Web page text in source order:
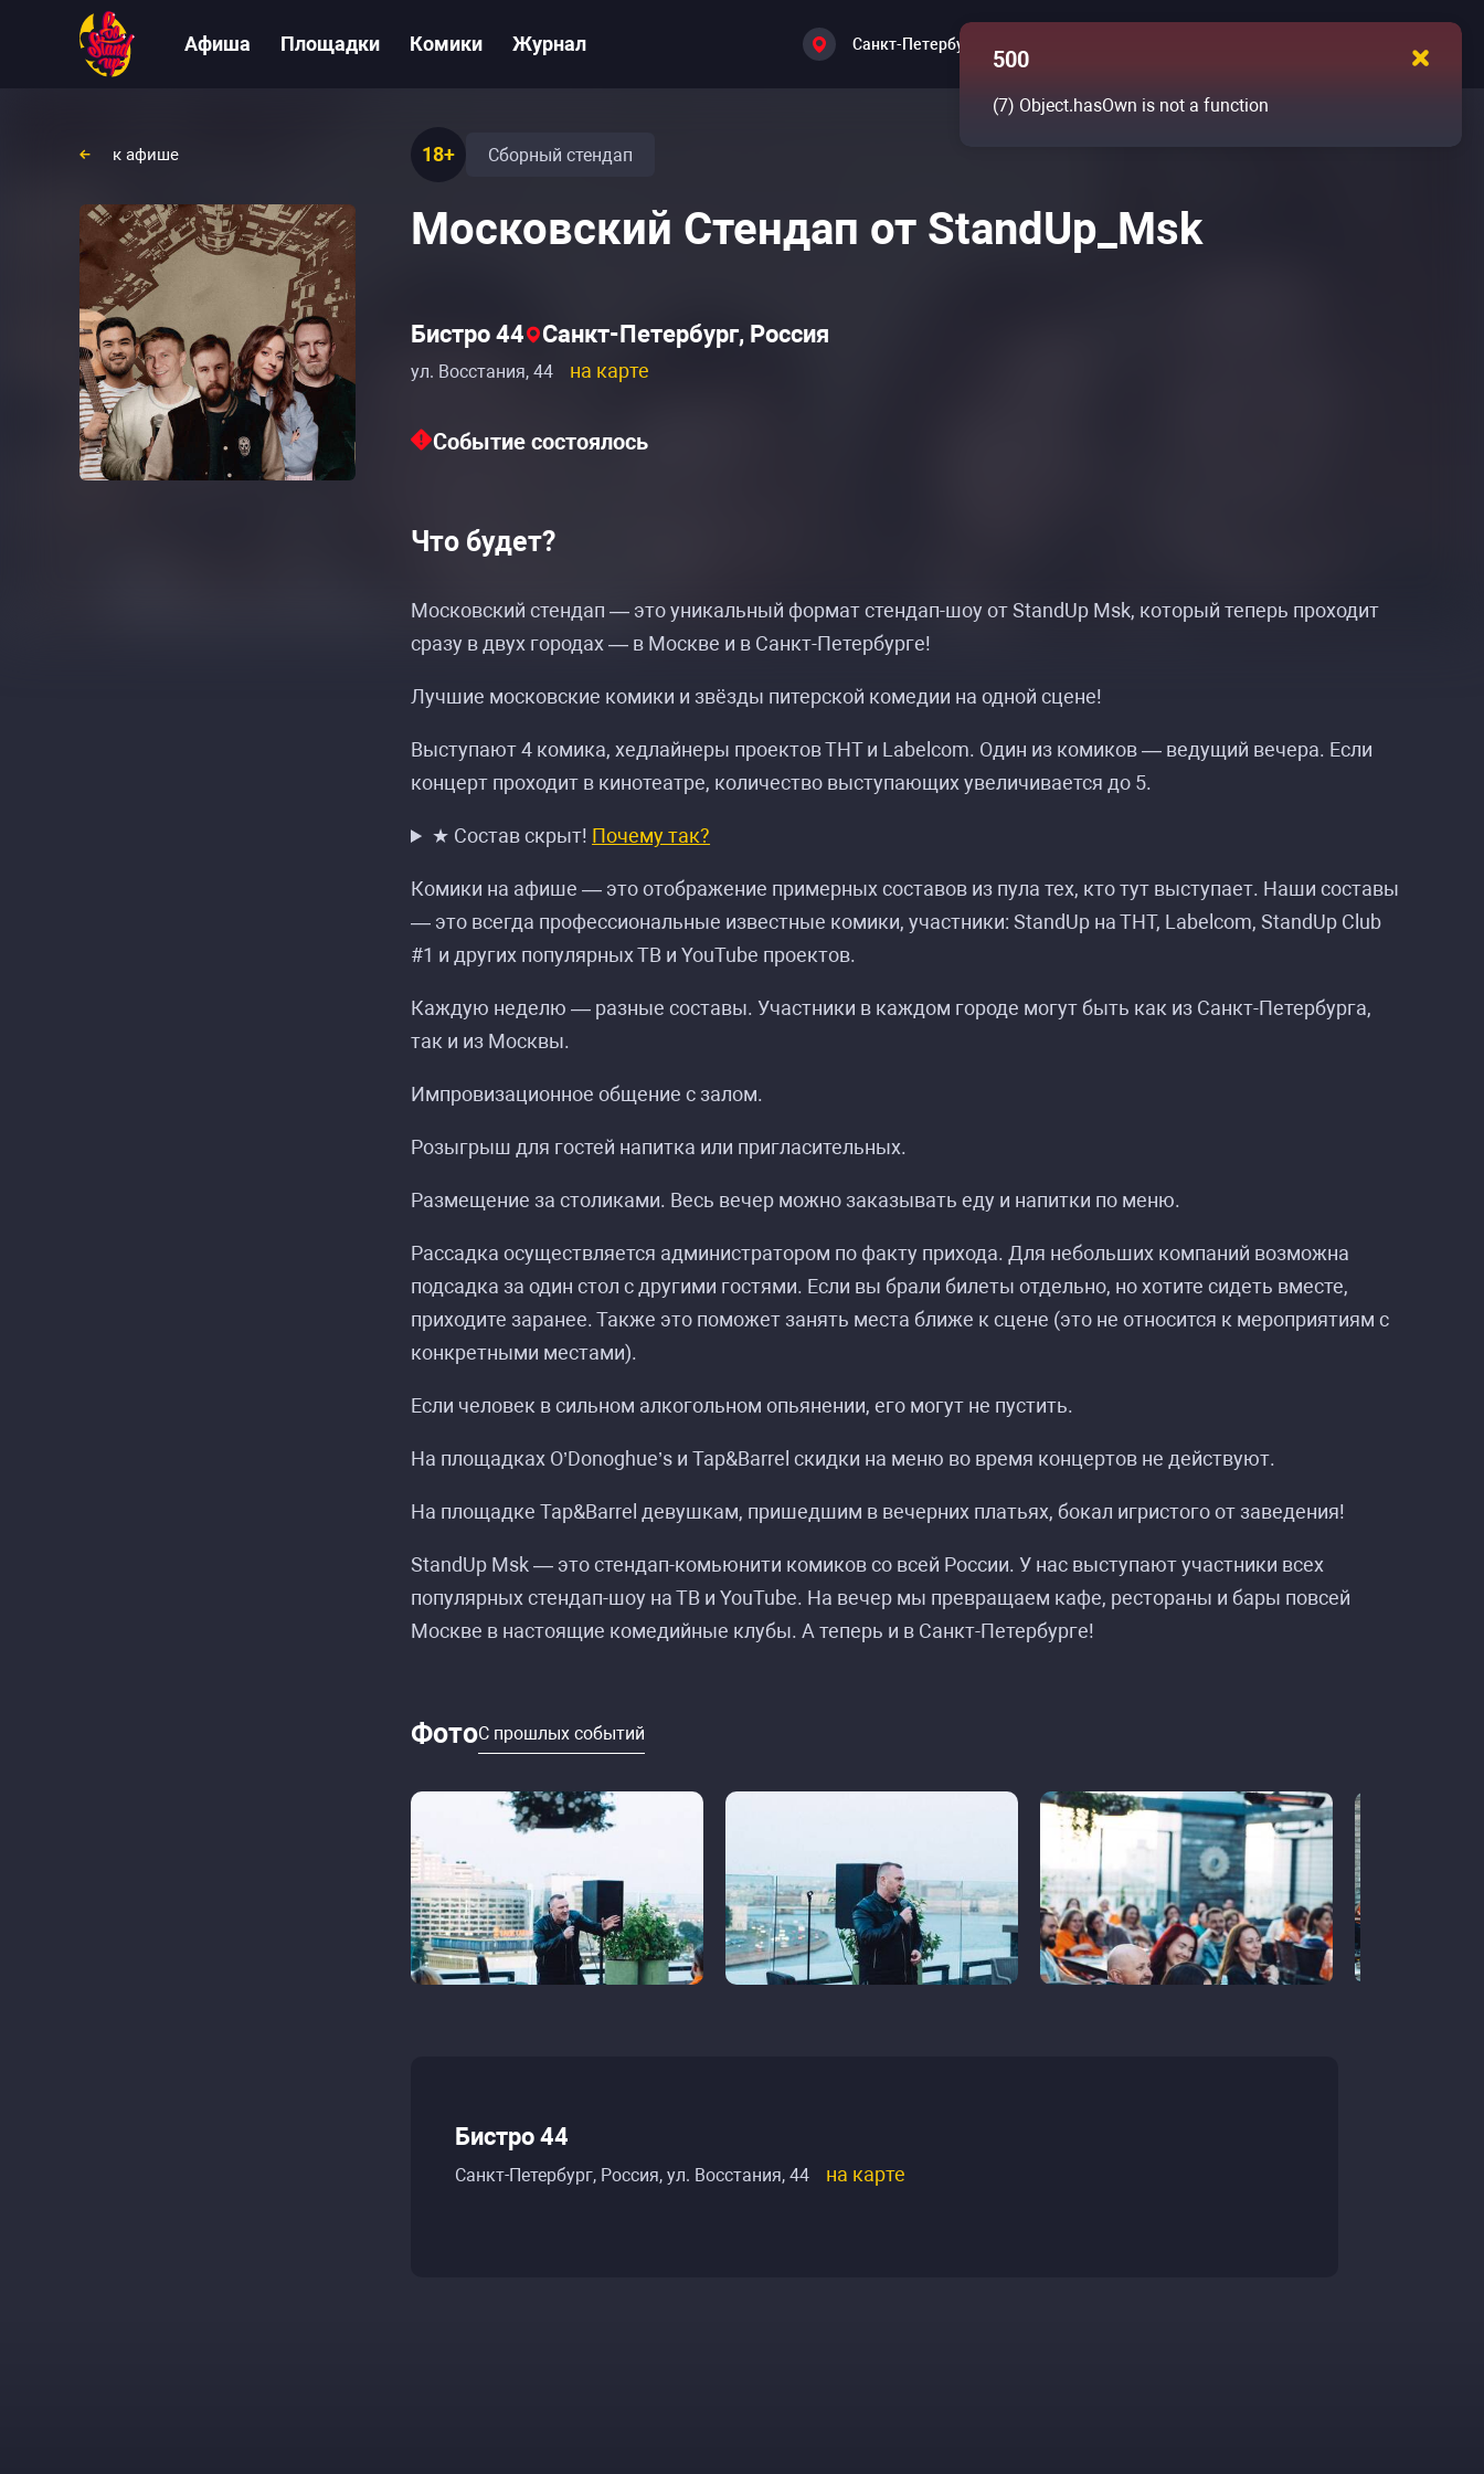
Афиша Площадки Комики Журнал Санкт-Петербург
к афише 18+ Сборный стендап
Московский Стендап от StandUp_Msk
Бистро 44 Санкт-Петербург, Россия
ул. Восстания, 44 на карте
Событие состоялось
Что будет?
Московский стендап — это уникальный формат стендап-шоу от StandUp Msk, который теперь проходит
сразу в двух городах — в Москве и в Санкт-Петербурге!
Лучшие московские комики и звёзды питерской комедии на одной сцене!
Выступают 4 комика, хедлайнеры проектов ТНТ и Labelcom. Один из комиков — ведущий вечера. Если
концерт проходит в кинотеатре, количество выступающих увеличивается до 5.
★ Состав скрыт! Почему так?
Комики на афише — это отображение примерных составов из пула тех, кто тут выступает. Наши составы
— это всегда профессиональные известные комики, участники: StandUp на ТНТ, Labelcom, StandUp Club
#1 и других популярных ТВ и YouTube проектов.
Каждую неделю — разные составы. Участники в каждом городе могут быть как из Санкт-Петербурга,
так и из Москвы.
Импровизационное общение с залом.
Розыгрыш для гостей напитка или пригласительных.
Размещение за столиками. Весь вечер можно заказывать еду и напитки по меню.
Рассадка осуществляется администратором по факту прихода. Для небольших компаний возможна
подсадка за один стол с другими гостями. Если вы брали билеты отдельно, но хотите сидеть вместе,
приходите заранее. Также это поможет занять места ближе к сцене (это не относится к мероприятиям с
конкретными местами).
Если человек в сильном алкогольном опьянении, его могут не пустить.
На площадках O’Donoghue’s и Tap&Barrel скидки на меню во время концертов не действуют.
На площадке Tap&Barrel девушкам, пришедшим в вечерних платьях, бокал игристого от заведения!
StandUp Msk — это стендап-комьюнити комиков со всей России. У нас выступают участники всех
популярных стендап-шоу на ТВ и YouTube. На вечер мы превращаем кафе, рестораны и бары повсей
Москве в настоящие комедийные клубы. А теперь и в Санкт-Петербурге!
ФотоС прошлых событий
Бистро 44
Санкт-Петербург, Россия, ул. Восстания, 44 на карте
500
(7) Object.hasOwn is not a function
Расписание событий «Московский Стендап»
Расписание событий «Московский Стендап»